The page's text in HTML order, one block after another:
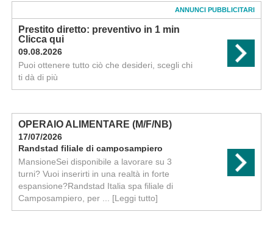
ANNUNCI PUBBLICITARI
Prestito diretto: preventivo in 1 min
Clicca qui
09.08.2026
Puoi ottenere tutto ciò che desideri, scegli chi
ti dà di più
OPERAIO ALIMENTARE (M/F/NB)
17/07/2026
Randstad filiale di camposampiero
MansioneSei disponibile a lavorare su 3
turni? Vuoi inserirti in una realtà in forte
espansione?Randstad Italia spa filiale di
Camposampiero, per ... [Leggi tutto]